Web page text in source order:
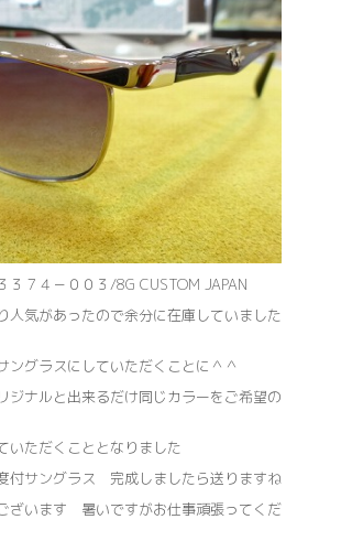
７４－００３/8G CUSTOM JAPAN
人気があったので余分に在庫していました
ングラスにしていただくことに＾＾
ジナルと出来るだけ同じカラーをご希望の
いただくこととなりました
付サングラス 完成しましたら送りますね
ざいます 暑いですがお仕事頑張ってくだ